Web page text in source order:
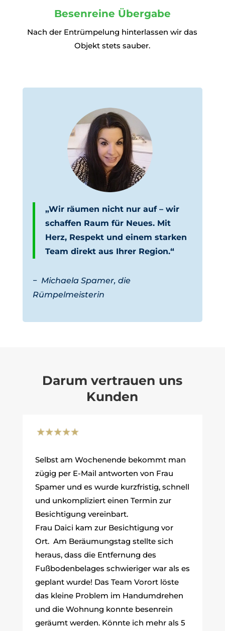
Besenreine Übergabe
Nach der Entrümpelung hinterlassen wir das
Objekt stets sauber.
„Wir räumen nicht nur auf – wir
schaffen Raum für Neues. Mit
Herz, Respekt und einem starken
Team direkt aus Ihrer Region.“
− Michaela Spamer, die
Rümpelmeisterin
Darum vertrauen uns
Kunden
Selbst am Wochenende bekommt man
zügig per E-Mail antworten von Frau
Spamer und es wurde kurzfristig, schnell
und unkompliziert einen Termin zur
Besichtigung vereinbart.
Frau Daici kam zur Besichtigung vor
Ort. Am Beräumungstag stellte sich
heraus, dass die Entfernung des
Fußbodenbelages schwieriger war als es
geplant wurde! Das Team Vorort löste
das kleine Problem im Handumdrehen
und die Wohnung konnte besenrein
geräumt werden. Könnte ich mehr als 5